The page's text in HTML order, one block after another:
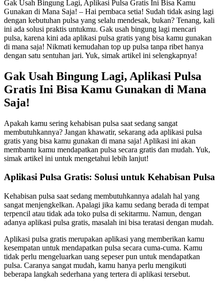
Gak Usah Bingung Lagi, Aplikasi Pulsa Gratis Ini Bisa Kamu
Gunakan di Mana Saja! – Hai pembaca setia! Sudah tidak asing lagi
dengan kebutuhan pulsa yang selalu mendesak, bukan? Tenang, kali
ini ada solusi praktis untukmu. Gak usah bingung lagi mencari
pulsa, karena kini ada aplikasi pulsa gratis yang bisa kamu gunakan
di mana saja! Nikmati kemudahan top up pulsa tanpa ribet hanya
dengan satu sentuhan jari. Yuk, simak artikel ini selengkapnya!
Gak Usah Bingung Lagi, Aplikasi Pulsa
Gratis Ini Bisa Kamu Gunakan di Mana
Saja!
Apakah kamu sering kehabisan pulsa saat sedang sangat
membutuhkannya? Jangan khawatir, sekarang ada aplikasi pulsa
gratis yang bisa kamu gunakan di mana saja! Aplikasi ini akan
membantu kamu mendapatkan pulsa secara gratis dan mudah. Yuk,
simak artikel ini untuk mengetahui lebih lanjut!
Aplikasi Pulsa Gratis: Solusi untuk Kehabisan Pulsa
Kehabisan pulsa saat sedang membutuhkannya adalah hal yang
sangat menjengkelkan. Apalagi jika kamu sedang berada di tempat
terpencil atau tidak ada toko pulsa di sekitarmu. Namun, dengan
adanya aplikasi pulsa gratis, masalah ini bisa teratasi dengan mudah.
Aplikasi pulsa gratis merupakan aplikasi yang memberikan kamu
kesempatan untuk mendapatkan pulsa secara cuma-cuma. Kamu
tidak perlu mengeluarkan uang sepeser pun untuk mendapatkan
pulsa. Caranya sangat mudah, kamu hanya perlu mengikuti
beberapa langkah sederhana yang tertera di aplikasi tersebut.